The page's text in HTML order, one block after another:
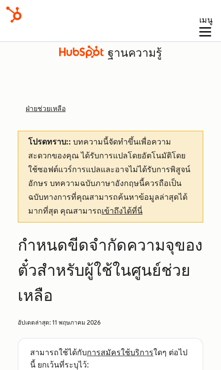
เมนู
ฐานความรู้
ฝ่ายช่วยเหลือ
โปรดทราบ:: บทความนี้จัดทำขึ้นเพื่อความ
สะดวกของคุณได้รับการแปลโดยอัตโนมัติโดย
ใช้ซอฟต์แวร์การแปลและอาจไม่ได้รับการพิสูจน์
อักษร บทความฉบับภาษาอังกฤษนี้ควรถือเป็น
ฉบับทางการที่คุณสามารถค้นหาข้อมูลล่าสุดได้
มากที่สุด คุณสามารถเข้าถึงได้ที่นี่
กำหนดขีดจำกัดความจุของ
ตั๋วสำหรับผู้ใช้ในศูนย์ช่วย
เหลือ
อัปเดตล่าสุด: 11 พฤษภาคม 2026
สามารถใช้ได้กับการสมัครใช้บริการใดๆ ต่อไป
นี้ ยกเว้นที่ระบุไว้: